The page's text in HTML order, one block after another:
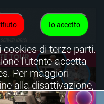
Io accetto
di terze parti.
l'utente accetta
Per maggiori
alla disattivazione,
cookies